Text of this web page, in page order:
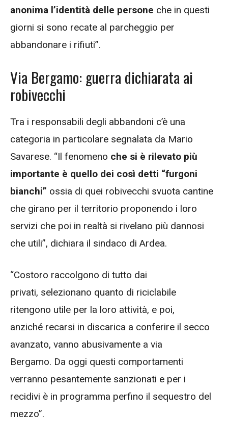
anonima l’identità delle persone che in questi
giorni si sono recate al parcheggio per
abbandonare i rifiuti”.
Via Bergamo: guerra dichiarata ai
robivecchi
Tra i responsabili degli abbandoni c’è una
categoria in particolare segnalata da Mario
Savarese. “Il fenomeno che si è rilevato più
importante è quello dei così detti “furgoni
bianchi” ossia di quei robivecchi svuota cantine
che girano per il territorio proponendo i loro
servizi che poi in realtà si rivelano più dannosi
che utili”, dichiara il sindaco di Ardea.
“Costoro raccolgono di tutto dai
privati, selezionano quanto di riciclabile
ritengono utile per la loro attività, e poi,
anziché recarsi in discarica a conferire il secco
avanzato, vanno abusivamente a via
Bergamo. Da oggi questi comportamenti
verranno pesantemente sanzionati e per i
recidivi è in programma perfino il sequestro del
mezzo”.